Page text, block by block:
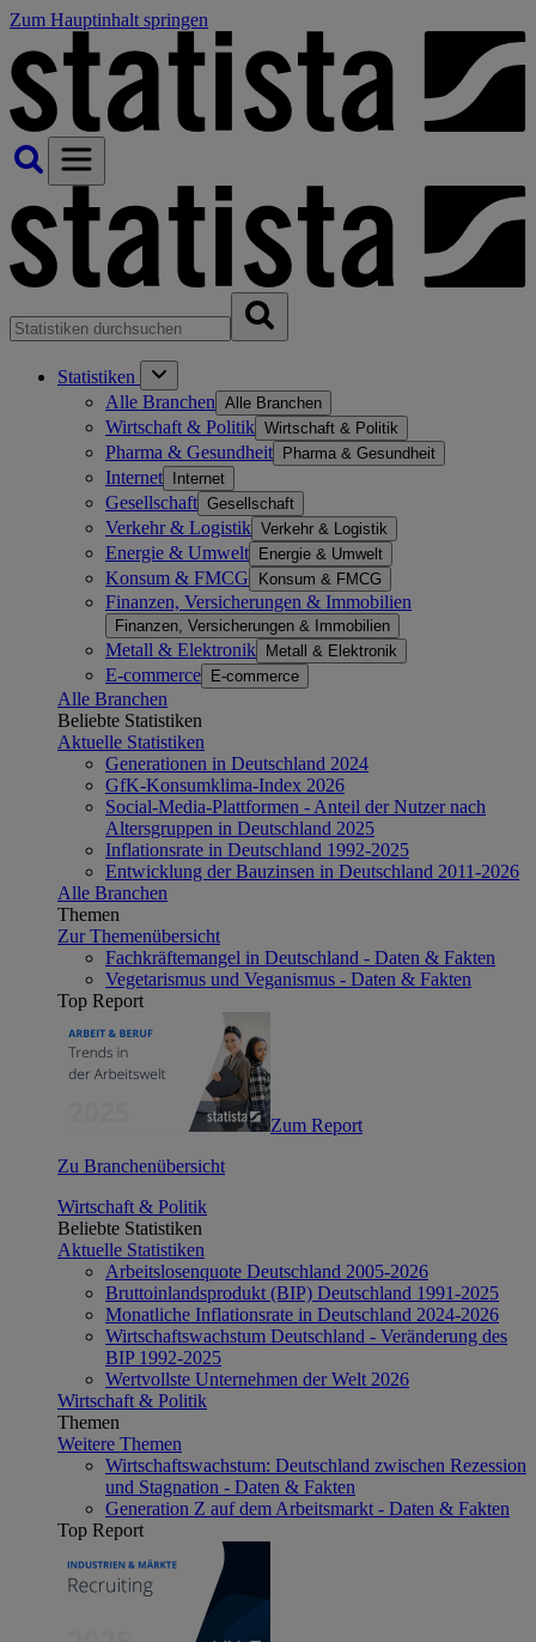
Zum Hauptinhalt springen
Statistiken
Alle Branchen Alle Branchen
Wirtschaft & Politik Wirtschaft & Politik
Pharma & Gesundheit Pharma & Gesundheit
Internet Internet
Gesellschaft Gesellschaft
Verkehr & Logistik Verkehr & Logistik
Energie & Umwelt Energie & Umwelt
Konsum & FMCG Konsum & FMCG
Finanzen, Versicherungen & Immobilien
Finanzen, Versicherungen & Immobilien
Metall & Elektronik Metall & Elektronik
E-commerce E-commerce
Alle Branchen
Beliebte Statistiken
Aktuelle Statistiken
Generationen in Deutschland 2024
GfK-Konsumklima-Index 2026
Social-Media-Plattformen - Anteil der Nutzer nach
Altersgruppen in Deutschland 2025
Inflationsrate in Deutschland 1992-2025
Entwicklung der Bauzinsen in Deutschland 2011-2026
Alle Branchen
Themen
Zur Themenübersicht
Fachkräftemangel in Deutschland - Daten & Fakten
Vegetarismus und Veganismus - Daten & Fakten
Top Report
Zum Report
Zu Branchenübersicht
Wirtschaft & Politik
Beliebte Statistiken
Aktuelle Statistiken
Arbeitslosenquote Deutschland 2005-2026
Bruttoinlandsprodukt (BIP) Deutschland 1991-2025
Monatliche Inflationsrate in Deutschland 2024-2026
Wirtschaftswachstum Deutschland - Veränderung des
BIP 1992-2025
Wertvollste Unternehmen der Welt 2026
Wirtschaft & Politik
Themen
Weitere Themen
Wirtschaftswachstum: Deutschland zwischen Rezession
und Stagnation - Daten & Fakten
Generation Z auf dem Arbeitsmarkt - Daten & Fakten
Top Report